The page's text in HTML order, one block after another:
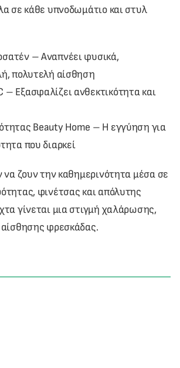
σε κάθε υπνοδωμάτιο και στυλ
– Αναπνέει φυσικά,
πολυτελή αίσθηση
Εξασφαλίζει ανθεκτικότητα και
Beauty Home – Η εγγύηση για
που διαρκεί
να ζουν την καθημερινότητα μέσα σε
φινέτσας και απόλυτης
γίνεται μια στιγμή χαλάρωσης,
αίσθησης φρεσκάδας.